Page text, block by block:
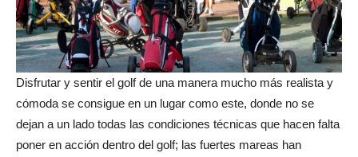
Disfrutar y sentir el golf de una manera mucho más realista y
cómoda se consigue en un lugar como este, donde no se
dejan a un lado todas las condiciones técnicas que hacen falta
poner en acción dentro del golf; las fuertes mareas han